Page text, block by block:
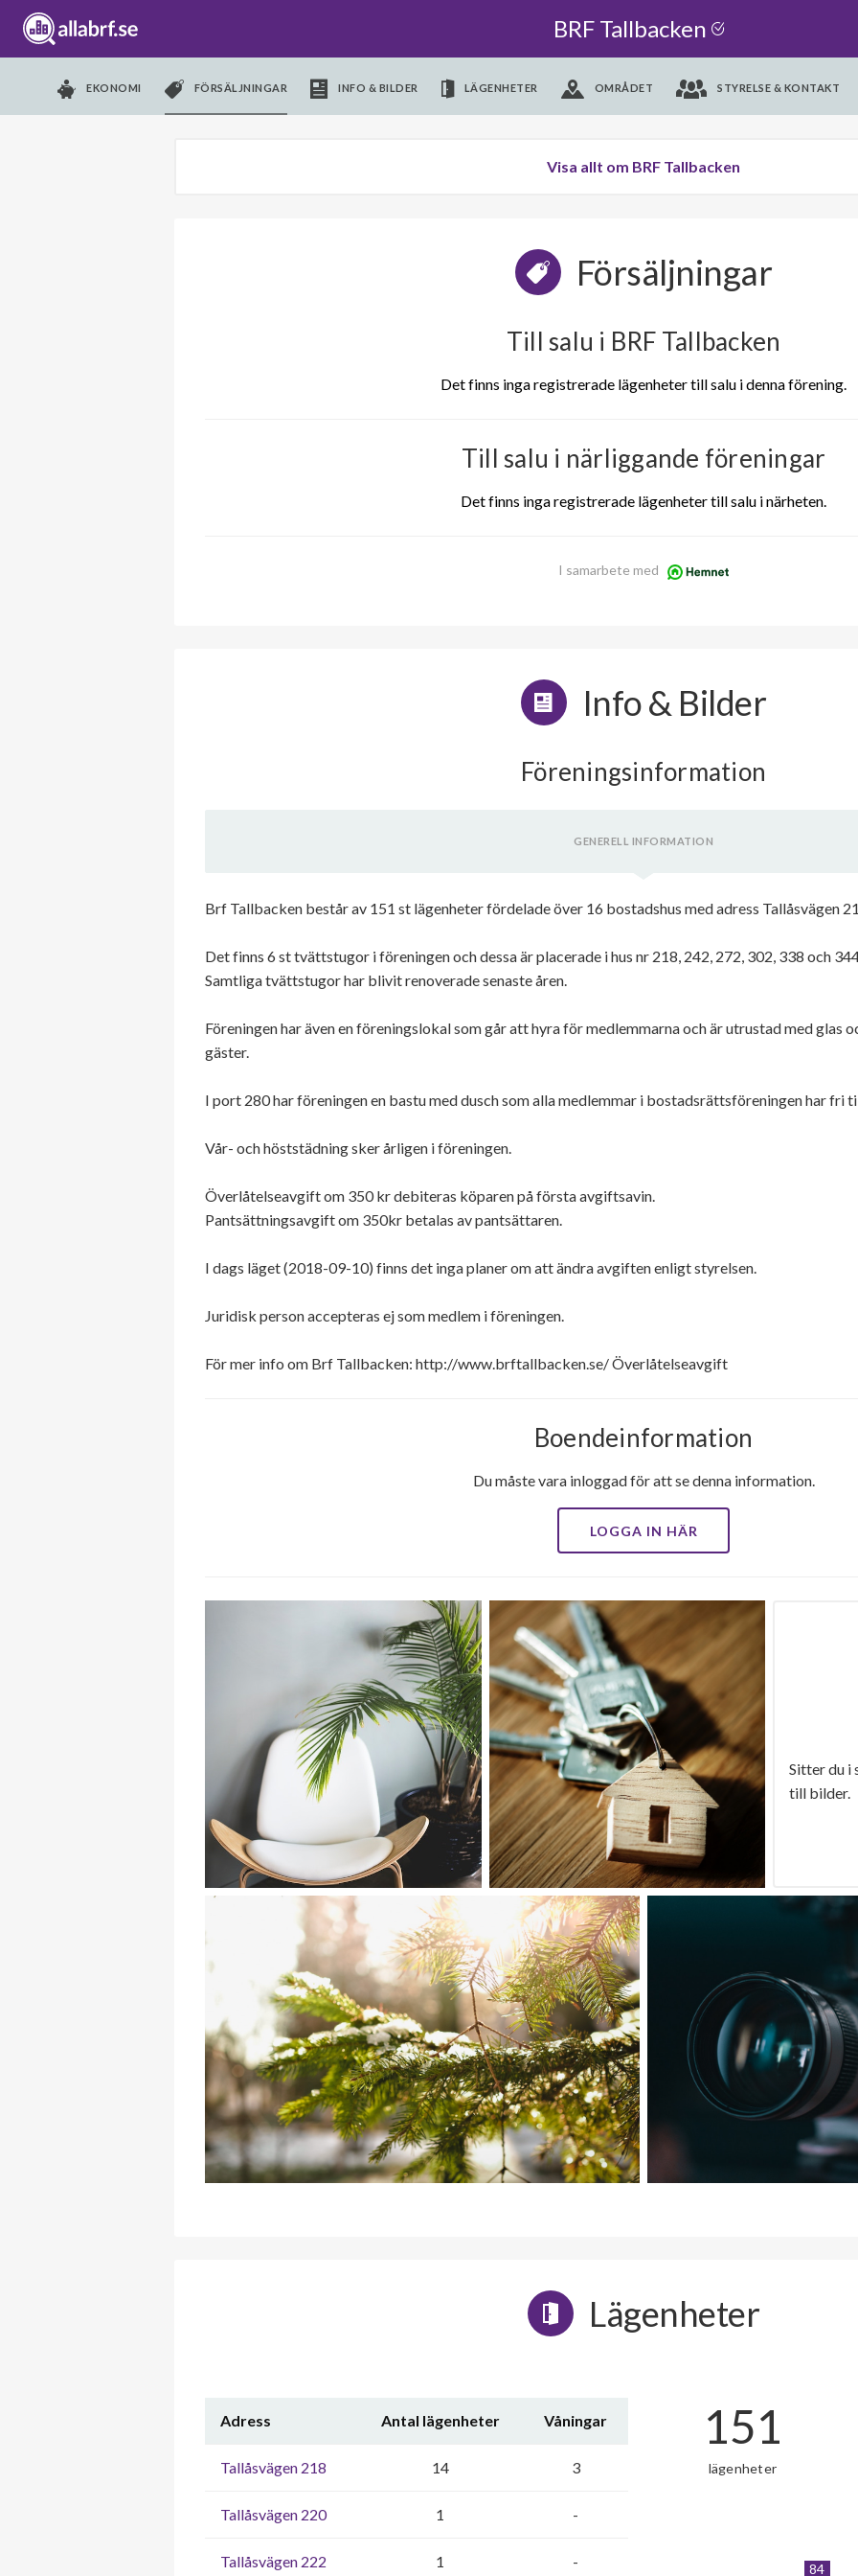
BRF Tallbacken
EKONOMI FÖRSÄLJNINGAR INFO & BILDER LÄGENHETER OMRÅDET STYRELSE & KONTAKT
Visa allt om BRF Tallbacken
Försäljningar
Till salu i BRF Tallbacken
Det finns inga registrerade lägenheter till salu i denna förening.
Till salu i närliggande föreningar
Det finns inga registrerade lägenheter till salu i närheten.
I samarbete med
Info & Bilder
Föreningsinformation
GENERELL INFORMATION
Brf Tallbacken består av 151 st lägenheter fördelade över 16 bostadshus med adress Tallåsvägen
Det finns 6 st tvättstugor i föreningen och dessa är placerade i hus nr 218, 242, 272, 302, 338 och
Samtliga tvättstugor har blivit renoverade senaste åren.
Föreningen har även en föreningslokal som går att hyra för medlemmarna och är utrustad med glas
gäster.
I port 280 har föreningen en bastu med dusch som alla medlemmar i bostadsrättsföreningen har fri
Vår- och höststädning sker årligen i föreningen.
Överlåtelseavgift om 350 kr debiteras köparen på första avgiftsavin.
Pantsättningsavgift om 350kr betalas av pantsättaren.
I dags läget (2018-09-10) finns det inga planer om att ändra avgiften enligt styrelsen.
Juridisk person accepteras ej som medlem i föreningen.
För mer info om Brf Tallbacken: http://www.brftallbacken.se/ Överlåtelseavgift
Boendeinformation
Du måste vara inloggad för att se denna information.
LOGGA IN HÄR
Sitter du i
till bilder.
Lägenheter
Adress Antal lägenheter Våningar
Tallåsvägen 218 14 3
Tallåsvägen 220 1 -
Tallåsvägen 222 1 -
151
lägenheter
84